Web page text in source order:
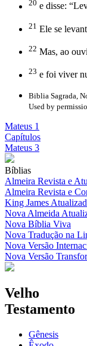
20 e disse:
21 Ele se
22 Mas, ao
23 e foi viver
Biblia Sagrada,
Used by
Mateus 1
Capítulos
Mateus 3
Bíblias
Almeira Revista e
Almeira Revista e
King James
Nova Almeida
Nova Bíblia Viva
Nova Tradução na
Nova Versão
Nova Versão
Velho
Testamento
Gênesis